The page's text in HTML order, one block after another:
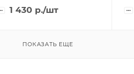
1 430 р./шт
ПОКАЗАТЬ ЕЩЕ